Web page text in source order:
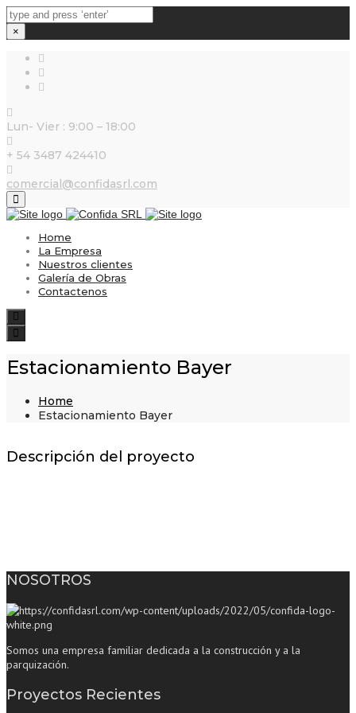
×
Lun- Vier : 9:00 – 18:00
+ 54 3487 424410
comercial@confidasrl.com
Close
top
bar
Home
La Empresa
Nuestros clientes
Galería de Obras
Contactenos
Toggle
navigation
Estacionamiento Bayer
Home
Estacionamiento Bayer
Descripción del proyecto
NOSOTROS
Somos una empresa familiar dedicada a la construcción y a la
parquización.
Proyectos Recientes